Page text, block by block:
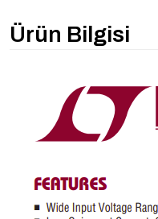
Ürün Bilgisi